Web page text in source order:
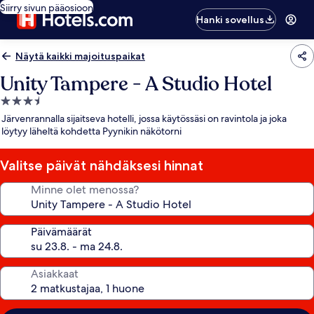
Siirry sivun pääosioon
Hanki sovellus
Näytä kaikki majoituspaikat
Unity Tampere - A Studio Hotel
3.5
tähden
majoituspaikka
Järvenrannalla sijaitseva hotelli, jossa käytössäsi on ravintola ja joka
löytyy läheltä kohdetta Pyynikin näkötorni
Valitse päivät nähdäksesi hinnat
Minne olet menossa?
Päivämäärät
Asiakkaat